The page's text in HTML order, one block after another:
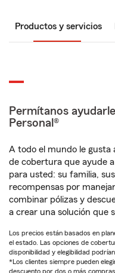
Productos y servicios
Permítanos
Personal®
A todo el mundo le gusta
de cobertura que ayude
para usted: su familia,
recompensas por
combinar pólizas y
a crear una solución que
Los precios están basados en
el estado. Las opciones de
disponibilidad y elegibilidad
*Los clientes siempre pueden
descuento por dos o más